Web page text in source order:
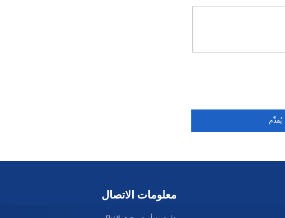
يُقدِّم
معلومات الاتصال